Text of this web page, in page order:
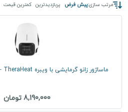
مرتب سازی:پیش فرض پربازدیدترین کمترین قیمت
ماساژور زانو گرمایشی با ویبره TheraHeat – مدل حرارتی سه‌گانه
8,190,000 تومان